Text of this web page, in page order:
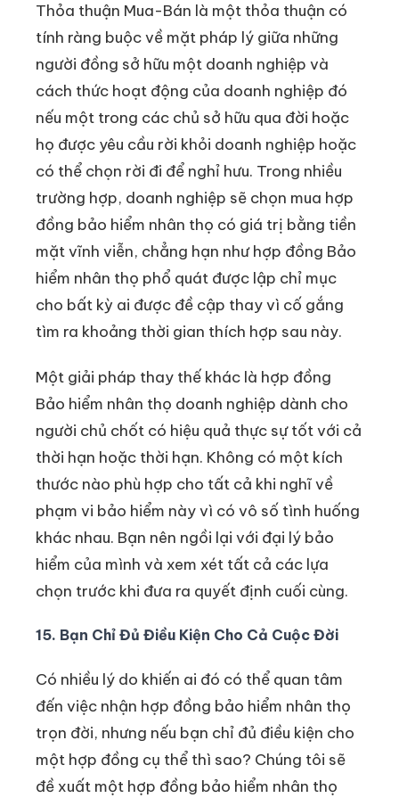
Thỏa thuận Mua-Bán là một thỏa thuận có
tính ràng buộc về mặt pháp lý giữa những
người đồng sở hữu một doanh nghiệp và
cách thức hoạt động của doanh nghiệp đó
nếu một trong các chủ sở hữu qua đời hoặc
họ được yêu cầu rời khỏi doanh nghiệp hoặc
có thể chọn rời đi để nghỉ hưu. Trong nhiều
trường hợp, doanh nghiệp sẽ chọn mua hợp
đồng bảo hiểm nhân thọ có giá trị bằng tiền
mặt vĩnh viễn, chẳng hạn như hợp đồng Bảo
hiểm nhân thọ phổ quát được lập chỉ mục
cho bất kỳ ai được đề cập thay vì cố gắng
tìm ra khoảng thời gian thích hợp sau này.
Một giải pháp thay thế khác là hợp đồng
Bảo hiểm nhân thọ doanh nghiệp dành cho
người chủ chốt có hiệu quả thực sự tốt với cả
thời hạn hoặc thời hạn. Không có một kích
thước nào phù hợp cho tất cả khi nghĩ về
phạm vi bảo hiểm này vì có vô số tình huống
khác nhau. Bạn nên ngồi lại với đại lý bảo
hiểm của mình và xem xét tất cả các lựa
chọn trước khi đưa ra quyết định cuối cùng.
15. Bạn Chỉ Đủ Điều Kiện Cho Cả Cuộc Đời
Có nhiều lý do khiến ai đó có thể quan tâm
đến việc nhận hợp đồng bảo hiểm nhân thọ
trọn đời, nhưng nếu bạn chỉ đủ điều kiện cho
một hợp đồng cụ thể thì sao? Chúng tôi sẽ
đề xuất một hợp đồng bảo hiểm nhân thọ